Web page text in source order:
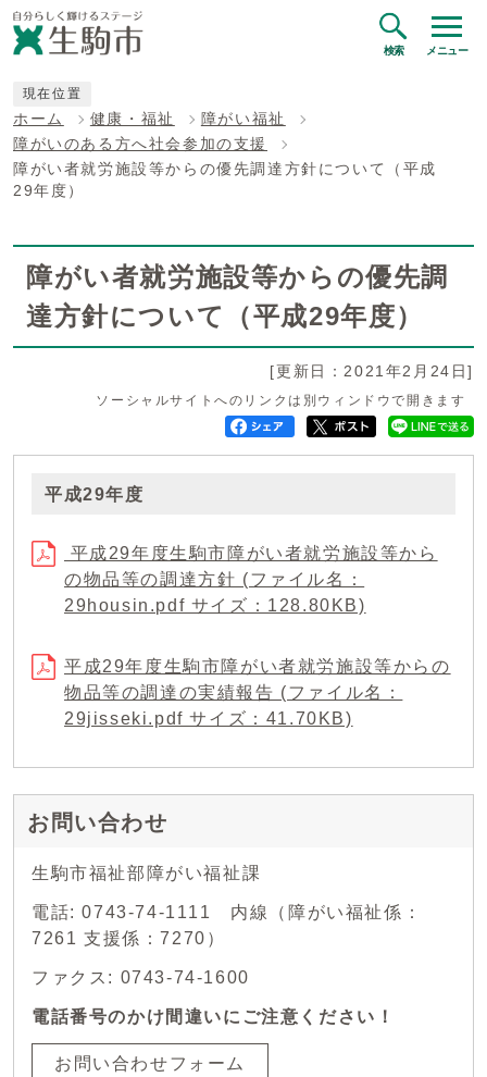
検索 メニュー
現在位置
ホーム 健康・福祉
障がい福祉
障がいのある方へ社会参加の支援
障がい者就労施設等からの優先調達方針について（平成
29年度）
障がい者就労施設等からの優先調
達方針について（平成29年度）
[更新日：2021年2月24日]
ソーシャルサイトへのリンクは別ウィンドウで開きます
平成29年度
平成29年度生駒市障がい者就労施設等から
の物品等の調達方針 (ファイル名：
29housin.pdf サイズ：128.80KB)
平成29年度生駒市障がい者就労施設等からの
物品等の調達の実績報告 (ファイル名：
29jisseki.pdf サイズ：41.70KB)
お問い合わせ
生駒市福祉部障がい福祉課
電話: 0743-74-1111 内線（障がい福祉係：
7261 支援係：7270）
ファクス: 0743-74-1600
電話番号のかけ間違いにご注意ください！
お問い合わせフォーム